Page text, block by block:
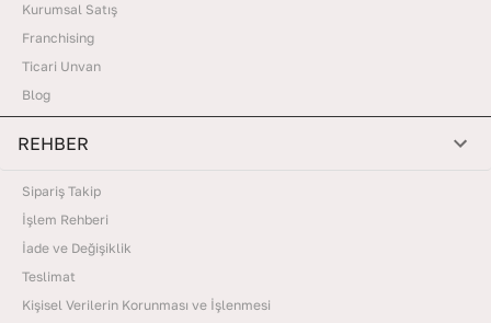
Kurumsal Satış
Franchising
Ticari Unvan
Blog
REHBER
Sipariş Takip
İşlem Rehberi
İade ve Değişiklik
Teslimat
Kişisel Verilerin Korunması ve İşlenmesi